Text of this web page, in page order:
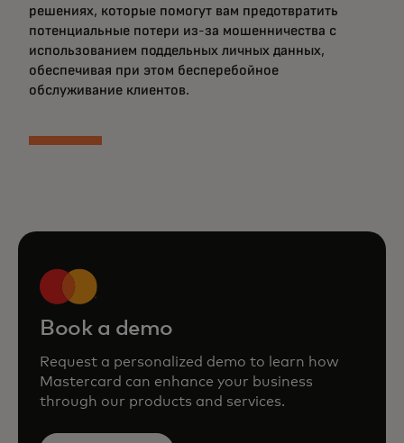
решениях, которые помогут вам предотвратить
потенциальные потери из-за мошенничества с
использованием поддельных личных данных,
обеспечивая при этом бесперебойное
обслуживание клиентов.
Book a demo
Request a personalized demo to learn how
Mastercard can enhance your business
through our products and services.